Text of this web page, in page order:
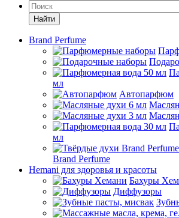
Найти
Brand Perfume
мл
Автопарфюм
мл
Brand Perfume
Hemani для здоровья и красоты
Бахуры
Диффузоры